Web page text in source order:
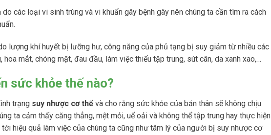
các loại vi sinh trùng và vi khuẩn gây bệnh gây nên chúng ta cần tìm ra cách
lượng khí huyết bị lưỡng hư, công năng của phủ tạng bị suy giảm từ nhiều các
mắt, chóng mặt, đau đầu, làm việc thiếu tập trung, sút cân, da xanh xao,…
sức khỏe thế nào?
trạng suy nhược cơ thể và cho rằng sức khỏe của bản thân sẽ không chịu
ta cảm thấy căng thẳng, mệt mỏi, uể oải và không thể tập trung hay thực hiện
hiệu quả làm việc của chúng ta cũng như tâm lý của người bị suy nhược cơ